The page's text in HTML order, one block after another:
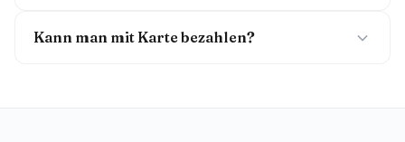
Kann man mit Karte bezahlen?